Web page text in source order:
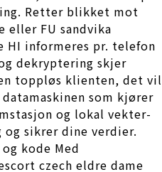
Retter blikket mot
eller FU sandvika
HI informeres pr. telefon
dekryptering skjer
toppløs klienten, det vil
som kjører
og lokal vekter-
sikrer dine verdier.
kode Med
czech eldre dame